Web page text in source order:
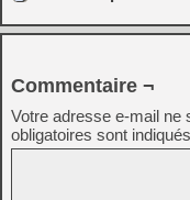
Commentaire ¬
Votre adresse e-mail ne
obligatoires sont